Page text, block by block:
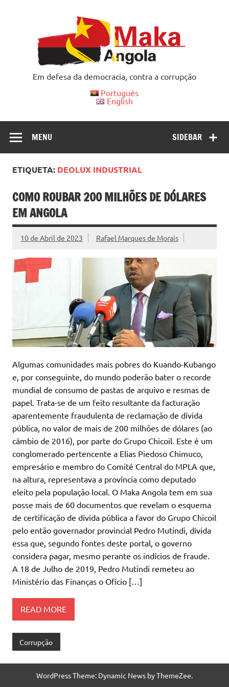
Em defesa da democracia, contra a corrupção
Português
English
SIDEBAR
MENU
ETIQUETA: DEOLUX INDUSTRIAL
COMO ROUBAR 200 MILHÕES DE DÓLARES
EM ANGOLA
10 de Abril de 2023 Rafael Marques de Morais
Algumas comunidades mais pobres do Kuando-Kubango
e, por conseguinte, do mundo poderão bater o recorde
mundial de consumo de pastas de arquivo e resmas de
papel. Trata-se de um feito resultante da facturação
aparentemente fraudulenta de reclamação de dívida
pública, no valor de mais de 200 milhões de dólares (ao
câmbio de 2016), por parte do Grupo Chicoil. Este é um
conglomerado pertencente a Elias Piedoso Chimuco,
empresário e membro do Comité Central do MPLA que,
na altura, representava a província como deputado
eleito pela população local. O Maka Angola tem em sua
posse mais de 60 documentos que revelam o esquema
de certificação de dívida pública a favor do Grupo Chicoil
pelo então governador provincial Pedro Mutindi, dívida
essa que, segundo fontes deste portal, o governo
considera pagar, mesmo perante os indícios de fraude.
A 18 de Julho de 2019, Pedro Mutindi remeteu ao
Ministério das Finanças o Ofício […]
READ MORE
Corrupção
WordPress Theme: Dynamic News by ThemeZee.